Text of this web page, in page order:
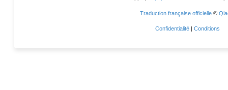
Traduction française officielle©
Confidentialité | Conditions